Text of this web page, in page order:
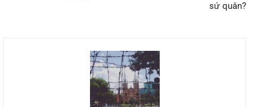
sứ quân?